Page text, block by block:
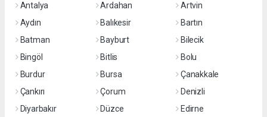
Antalya
Ardahan
Artvin
Aydın
Balıkesir
Bartın
Batman
Bayburt
Bilecik
Bingöl
Bitlis
Bolu
Burdur
Bursa
Çanakkale
Çankırı
Çorum
Denizli
Diyarbakır
Düzce
Edirne